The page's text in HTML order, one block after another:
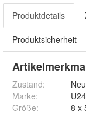
Produktdetails
Produktsicherheit
Zustand:
Neu
Marke:
U24
Größe: